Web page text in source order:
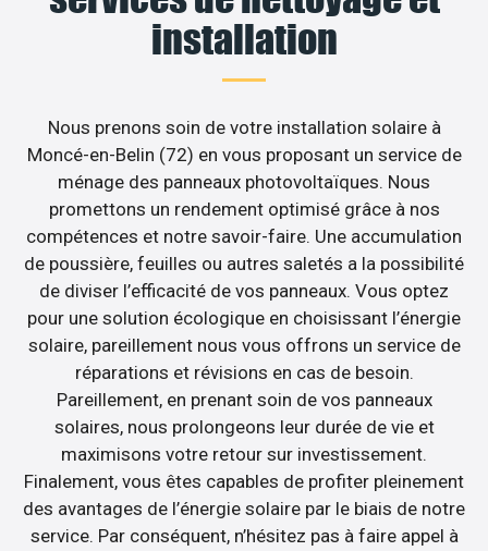
installation
Nous prenons soin de votre installation solaire à
Moncé-en-Belin (72) en vous proposant un service de
ménage des panneaux photovoltaïques. Nous
promettons un rendement optimisé grâce à nos
compétences et notre savoir-faire. Une accumulation
de poussière, feuilles ou autres saletés a la possibilité
de diviser l’efficacité de vos panneaux. Vous optez
pour une solution écologique en choisissant l’énergie
solaire, pareillement nous vous offrons un service de
réparations et révisions en cas de besoin.
Pareillement, en prenant soin de vos panneaux
solaires, nous prolongeons leur durée de vie et
maximisons votre retour sur investissement.
Finalement, vous êtes capables de profiter pleinement
des avantages de l’énergie solaire par le biais de notre
service. Par conséquent, n’hésitez pas à faire appel à